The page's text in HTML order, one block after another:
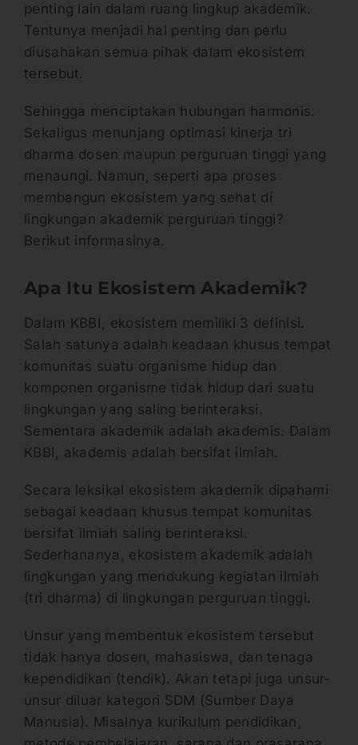
penting lain dalam ruang lingkup akademik.
Tentunya menjadi hal penting dan perlu
diusahakan semua pihak dalam ekosistem
tersebut.
Sehingga menciptakan hubungan harmonis.
Sekaligus menunjang optimasi kinerja tri
dharma dosen maupun perguruan tinggi yang
menaungi. Namun, seperti apa proses
membangun ekosistem yang sehat di
lingkungan akademik perguruan tinggi?
Berikut informasinya.
Apa Itu Ekosistem Akademik?
Dalam KBBI, ekosistem memiliki 3 definisi.
Salah satunya adalah keadaan khusus tempat
komunitas suatu organisme hidup dan
komponen organisme tidak hidup dari suatu
lingkungan yang saling berinteraksi.
Sementara akademik adalah akademis. Dalam
KBBI, akademis adalah bersifat ilmiah.
Secara leksikal ekosistem akademik dipahami
sebagai keadaan khusus tempat komunitas
bersifat ilmiah saling berinteraksi.
Sederhananya, ekosistem akademik adalah
lingkungan yang mendukung kegiatan ilmiah
(tri dharma) di lingkungan perguruan tinggi.
Unsur yang membentuk ekosistem tersebut
tidak hanya dosen, mahasiswa, dan tenaga
kependidikan (tendik). Akan tetapi juga unsur-
unsur diluar kategori SDM (Sumber Daya
Manusia). Misalnya kurikulum pendidikan,